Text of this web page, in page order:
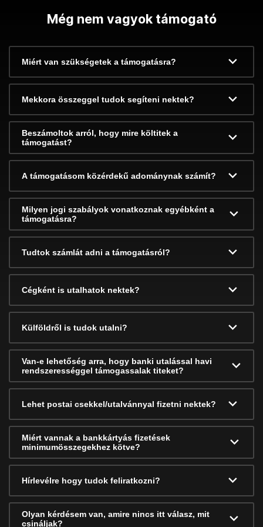
Még nem vagyok támogató
Miért van szükségetek a támogatásra?
Mekkora összeggel tudok segíteni nektek?
Beszámoltok arról, hogy mire költitek a
támogatást?
A támogatásom közérdekű adománynak számít?
Milyen jogi szabályok vonatkoznak egyébként a
támogatásra?
Tudtok számlát adni a támogatásról?
Cégként is utalhatok nektek?
Külföldről is tudok utalni?
Van-e lehetőség arra, hogy banki utalással havi
rendszerességgel támogassalak titeket?
Lehet postai csekkel/utalvánnyal fizetni nektek?
Miért vannak a bankkártyás fizetések
minimumösszegekhez kötve?
Hírlevélre hogy tudok feliratkozni?
Olyan kérdésem van, amire nincs itt válasz, mit
csináljak?